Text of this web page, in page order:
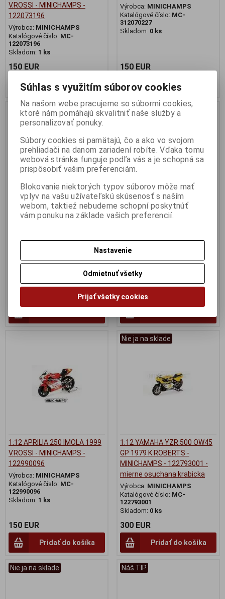
V.ROSSI - MINICHAMPS -
122073196
Výrobca: MINICHAMPS
Katalógové číslo: MC-
122073196
Skladom: 1 ks
150 EUR
Pridať do košíka
Výrobca: MINICHAMPS
Katalógové číslo: MC-
312070227
Skladom: 0 ks
150 EUR
Pridať do košíka
Nie ja na sklade
1:12 HONDA NSR 500 NA
poskodena krabicka
Katalógové číslo:MC-
Skladom:
1:12 HONDA RC 211V
Katalógové číslo:MC-
122061033
149,95 EUR
1:12 APRILIA 250 IMOLA 1999
V.ROSSI - MINICHAMPS -
122990096
Výrobca: MINICHAMPS
Katalógové číslo: MC-
122990096
Skladom: 1 ks
150 EUR
Pridať do košíka
Nie ja na sklade
1:12 YAMAHA YZR 500 OW45
GP 1979 K.ROBERTS -
MINICHAMPS - 122793001 -
mierne osuchana krabicka
Výrobca: MINICHAMPS
Katalógové číslo: MC-
122793001
Skladom: 0 ks
300 EUR
Pridať do košíka
Nie ja na sklade Náš TIP
Súhlas s využitím súborov cookies
Na našom webe pracujeme so súbormi cookies,
ktoré nám pomáhajú skvalitniť naše služby a
personalizovať ponuky.
Súbory cookies si pamätajú, čo a ako vo svojom
prehliadači na danom zariadení robíte. Vďaka tomu
webová stránka funguje podľa vás a je schopná sa
prispôsobiť vašim preferenciám.
Blokovanie niektorých typov súborov môže mať
vplyv na vašu užívateľskú skúsenosť s naším
webom, taktiež nebudeme schopní poskytnúť
vám ponuku na základe vašich preferencií.
Nastavenie
Odmietnuť všetky
Prijať všetky cookies